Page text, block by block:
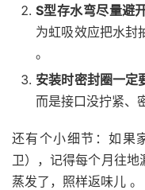
S型存水弯尽量避
为虹吸效应把水封
。
安装时密封圈一定
而是接口没拧紧、
还有个小细节：如果
卫），记得每个月往
蒸发了，照样返味儿 。